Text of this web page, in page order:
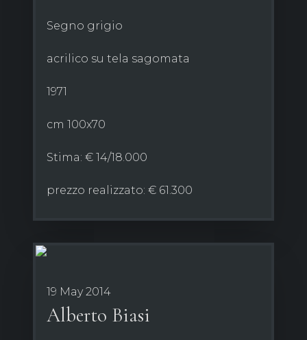
Segno grigio
acrilico su tela sagomata
1971
cm 100x70
Stima: € 14/18.000
prezzo realizzato: € 61.300
19 May 2014
Alberto Biasi